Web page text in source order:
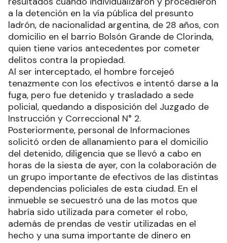
a la detención en la vía pública del presunto
ladrón, de nacionalidad argentina, de 28 años, con
domicilio en el barrio Bolsón Grande de Clorinda,
quien tiene varios antecedentes por cometer
delitos contra la propiedad.
Al ser interceptado, el hombre forcejeó
tenazmente con los efectivos e intentó darse a la
fuga, pero fue detenido y trasladado a sede
policial, quedando a disposición del Juzgado de
Instrucción y Correccional N° 2.
Posteriormente, personal de Informaciones
solicitó orden de allanamiento para el domicilio
del detenido, diligencia que se llevó a cabo en
horas de la siesta de ayer, con la colaboración de
un grupo importante de efectivos de las distintas
dependencias policiales de esta ciudad. En el
inmueble se secuestró una de las motos que
habría sido utilizada para cometer el robo,
además de prendas de vestir utilizadas en el
hecho y una suma importante de dinero en